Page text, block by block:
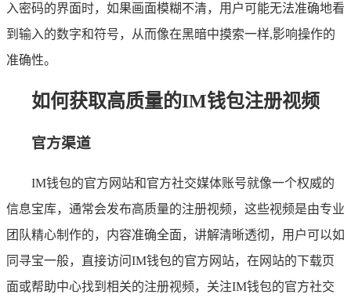
入密码的界面时，如果画面模糊不清，用户可能无法准确地看
到输入的数字和符号，从而像在黑暗中摸索一样,影响操作的
准确性。
如何获取高质量的IM钱包注册视频
官方渠道
IM钱包的官方网站和官方社交媒体账号就像一个权威的
信息宝库，通常会发布高质量的注册视频，这些视频是由专业
团队精心制作的，内容准确全面，讲解清晰透彻，用户可以如
同寻宝一般，直接访问IM钱包的官方网站，在网站的下载页
面或帮助中心找到相关的注册视频，关注IM钱包的官方社交